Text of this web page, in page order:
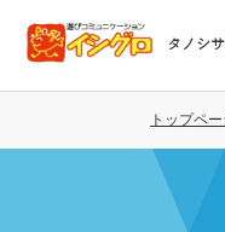
コ
テ
タノシ
トップペー